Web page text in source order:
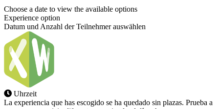
Choose a date to view the available options
Experience option
Datum und Anzahl der Teilnehmer auswählen
Uhrzeit
La experiencia que has escogido se ha quedado sin plazas. Prueba a